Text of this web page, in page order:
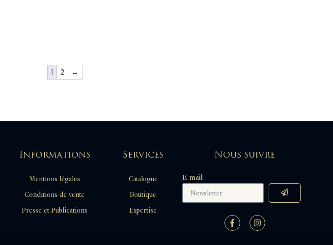
1 2 →
Informations
Mentions légales
Conditions de vente
Presse et Publications
Services
Catalogue
Boutique
Expertise
Nous suivre
E-mail